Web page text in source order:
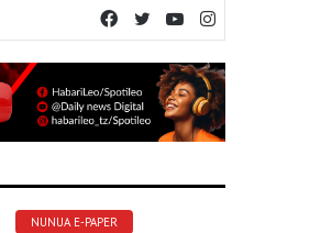
YouTube
Twitter
Facebook
NUNUA E-PAPER